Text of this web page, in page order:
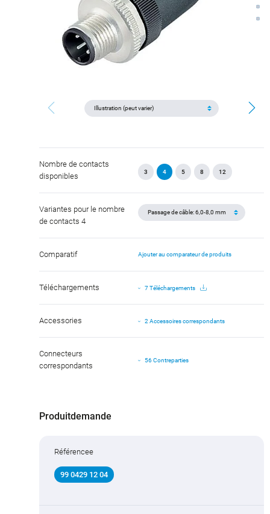
Nombre de contacts
disponibles
3 4 5 8 12
Variantes pour le nombre
de contacts 4
Comparatif Ajouter au comparateur de produits
Téléchargements 7 Téléchargements
Accessories 2 Accessoires correspondants
Connecteurs
correspondants
56 Contreparties
Produitdemande
Référencee
99 0429 12 04